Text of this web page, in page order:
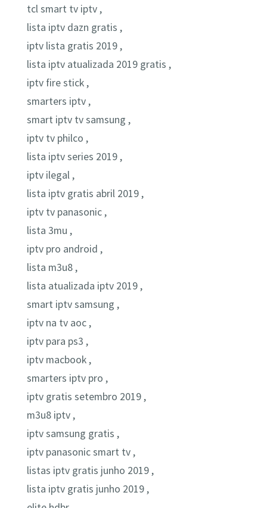
tcl smart tv iptv ,
lista iptv dazn gratis ,
iptv lista gratis 2019 ,
lista iptv atualizada 2019 gratis ,
iptv fire stick ,
smarters iptv ,
smart iptv tv samsung ,
iptv tv philco ,
lista iptv series 2019 ,
iptv ilegal ,
lista iptv gratis abril 2019 ,
iptv tv panasonic ,
lista 3mu ,
iptv pro android ,
lista m3u8 ,
lista atualizada iptv 2019 ,
smart iptv samsung ,
iptv na tv aoc ,
iptv para ps3 ,
iptv macbook ,
smarters iptv pro ,
iptv gratis setembro 2019 ,
m3u8 iptv ,
iptv samsung gratis ,
iptv panasonic smart tv ,
listas iptv gratis junho 2019 ,
lista iptv gratis junho 2019 ,